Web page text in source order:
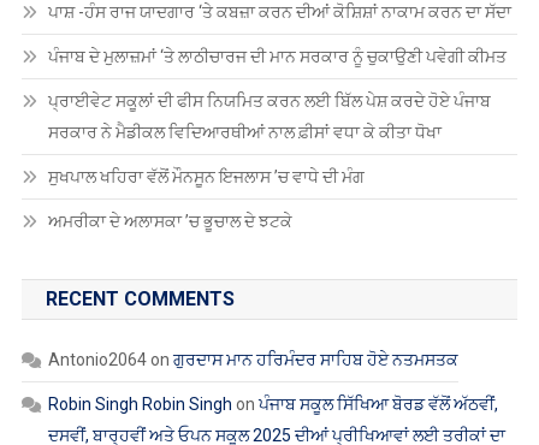
ਪਾਸ਼ -ਹੰਸ ਰਾਜ ਯਾਦਗਾਰ ‘ਤੇ ਕਬਜ਼ਾ ਕਰਨ ਦੀਆਂ ਕੋਸ਼ਿਸ਼ਾਂ ਨਾਕਾਮ ਕਰਨ ਦਾ ਸੱਦਾ
ਪੰਜਾਬ ਦੇ ਮੁਲਾਜ਼ਮਾਂ ‘ਤੇ ਲਾਠੀਚਾਰਜ ਦੀ ਮਾਨ ਸਰਕਾਰ ਨੂੰ ਚੁਕਾਉਣੀ ਪਵੇਗੀ ਕੀਮਤ
ਪ੍ਰਾਈਵੇਟ ਸਕੂਲਾਂ ਦੀ ਫੀਸ ਨਿਯਮਿਤ ਕਰਨ ਲਈ ਬਿੱਲ ਪੇਸ਼ ਕਰਦੇ ਹੋਏ ਪੰਜਾਬ
ਸਰਕਾਰ ਨੇ ਮੈਡੀਕਲ ਵਿਦਿਆਰਥੀਆਂ ਨਾਲ ਫ਼ੀਸਾਂ ਵਧਾ ਕੇ ਕੀਤਾ ਧੋਖਾ
ਸੁਖਪਾਲ ਖਹਿਰਾ ਵੱਲੋਂ ਮੌਨਸੂਨ ਇਜਲਾਸ ’ਚ ਵਾਧੇ ਦੀ ਮੰਗ
ਅਮਰੀਕਾ ਦੇ ਅਲਾਸਕਾ ’ਚ ਭੂਚਾਲ ਦੇ ਝਟਕੇ
RECENT COMMENTS
Antonio2064on ਗੁਰਦਾਸ ਮਾਨ ਹਰਿਮੰਦਰ ਸਾਹਿਬ ਹੋਏ ਨਤਮਸਤਕ
Robin Singh Robin Singh onਪੰਜਾਬ ਸਕੂਲ ਸਿੱਖਿਆ ਬੋਰਡ ਵੱਲੋਂ ਅੱਠਵੀਂ,
ਦਸਵੀਂ, ਬਾਰ੍ਹਵੀਂ ਅਤੇ ਓਪਨ ਸਕੂਲ 2025 ਦੀਆਂ ਪ੍ਰੀਖਿਆਵਾਂ ਲਈ ਤਰੀਕਾਂ ਦਾ